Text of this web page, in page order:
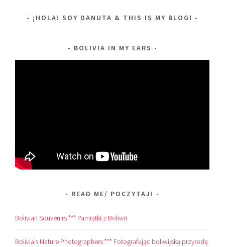
¡HOLA! SOY DANUTA & THIS IS MY BLOG!
BOLIVIA IN MY EARS
READ ME/ POCZYTAJ!
Bolivian Souvenirs *** Pamiątki z Boliwii
Bolivia’s Nature Photographers *** Fotografując boliwijską przyrodę